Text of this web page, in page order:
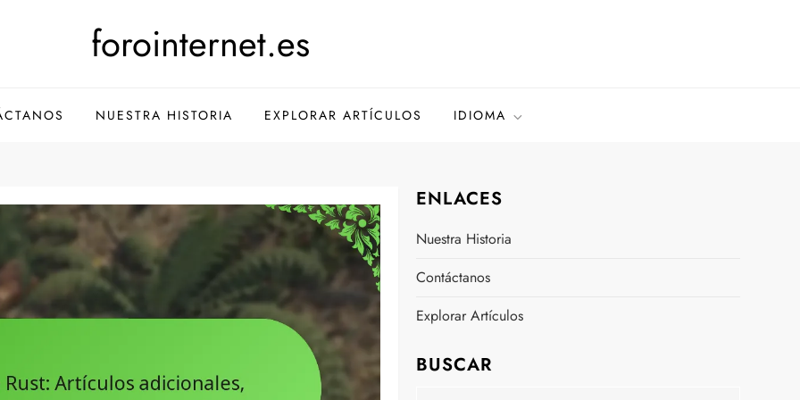
forointernet.es
NUESTRA HISTORIA EXPLORAR ARTÍCULOS IDIOMA
ENLACES
Nuestra Historia
Contáctanos
Explorar Artículos
BUSCAR